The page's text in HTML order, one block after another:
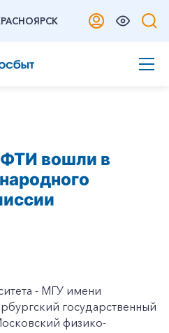
вошли в
- МГУ имени
государственный
физико-